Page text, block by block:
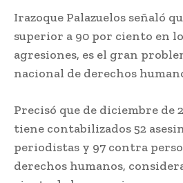
Irazoque Palazuelos señaló
superior a 90 por ciento en
agresiones, es el gran
nacional de derechos
Precisó que de diciembre de
tiene contabilizados 52
periodistas y 97 contra
derechos humanos,